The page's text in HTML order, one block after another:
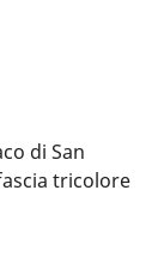
di San
tricolore